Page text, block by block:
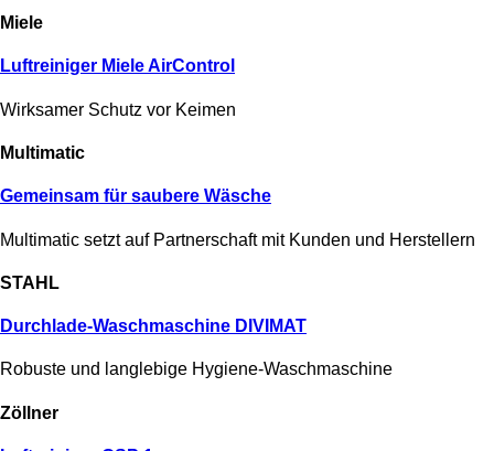
Miele
Luftreiniger Miele AirControl
Wirksamer Schutz vor Keimen
Multimatic
Gemeinsam für saubere Wäsche
Multimatic setzt auf Partnerschaft mit Kunden und Herstellern
STAHL
Durchlade-Waschmaschine DIVIMAT
Robuste und langlebige Hygiene-Waschmaschine
Zöllner